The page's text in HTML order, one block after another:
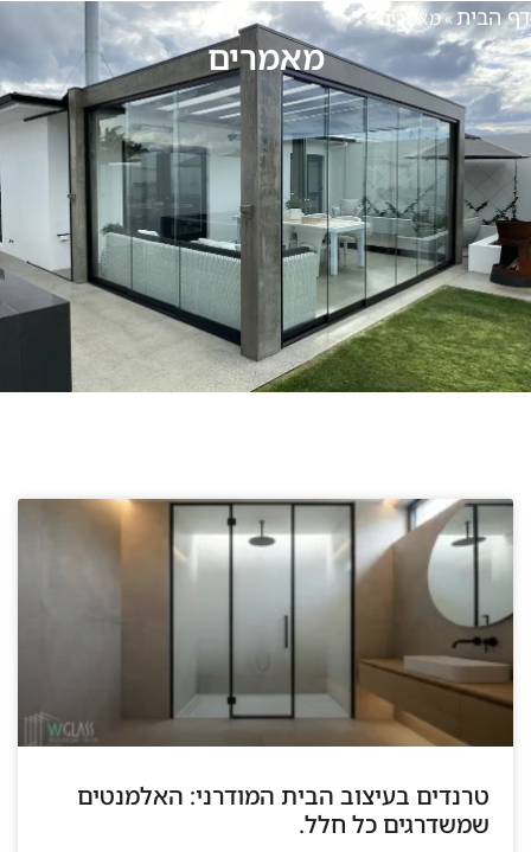
דף הבית»מאמרים
מאמרים
טרנדים בעיצוב הבית המודרני: האלמנטים
שמשדרגים כל חלל.